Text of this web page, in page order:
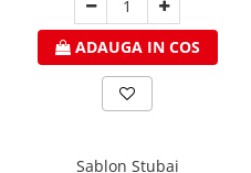
ADAUGA IN COS
Sablon Stubai